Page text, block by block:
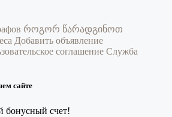
როგორ წარადგინოთ
Добавить объявление
соглашение Служба
сайте
бонусный счет!